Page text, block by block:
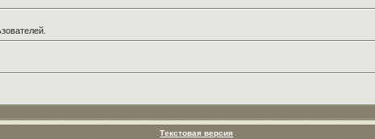
Текстовая версия